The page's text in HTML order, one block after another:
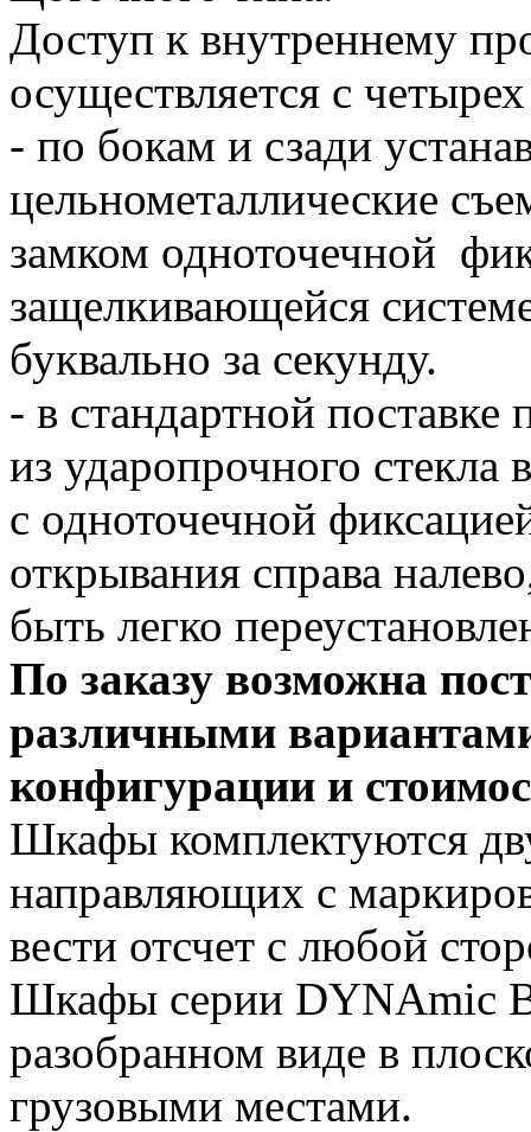
Доступ к внутреннему
осуществляется с
- по бокам и сзади
цельнометаллические
замком одноточечной
защелкивающейся
буквально за секунду.
- в стандартной поставке
из ударопрочного стекла
с одноточечной
открывания справа
быть легко
По заказу возможна
различными
конфигурации и
Шкафы комплектуются
направляющих с
вести отсчет с любой
Шкафы серии DYNAmic
разобранном виде в
грузовыми местами.